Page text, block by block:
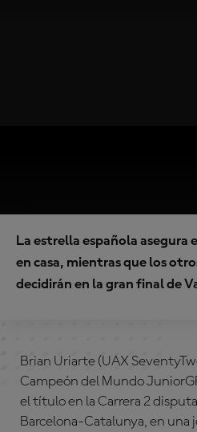
La estrella española asegura
en casa, mientras que los
decidirán en la gran final de
Brian Uriarte (UAX
Campeón del Mundo
el título en la Carrera 2
Barcelona-Catalunya, en una